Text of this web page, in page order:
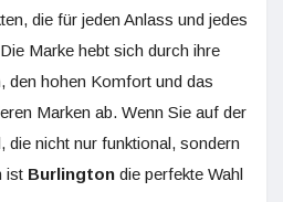
die für jeden Anlass und jedes
Marke hebt sich durch ihre
den hohen Komfort und das
Marken ab. Wenn Sie auf der
die nicht nur funktional, sondern
ist Burlington die perfekte Wahl